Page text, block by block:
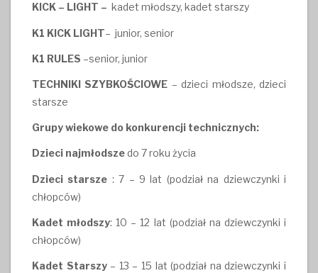
KICK – LIGHT – kadet młodszy, kadet starszy
K1 KICK LIGHT– junior, senior
K1 RULES –senior, junior
TECHNIKI SZYBKOŚCIOWE – dzieci młodsze, dzieci
starsze
Grupy wiekowe do konkurencji technicznych:
Dzieci najmłodszedo 7 roku życia
Dzieci starsze : 7 – 9 lat (podział na dziewczynki i
chłopców)
Kadet młodszy: 10 – 12 lat (podział na dziewczynki i
chłopców)
Kadet Starszy– 13 – 15 lat (podział na dziewczynki i